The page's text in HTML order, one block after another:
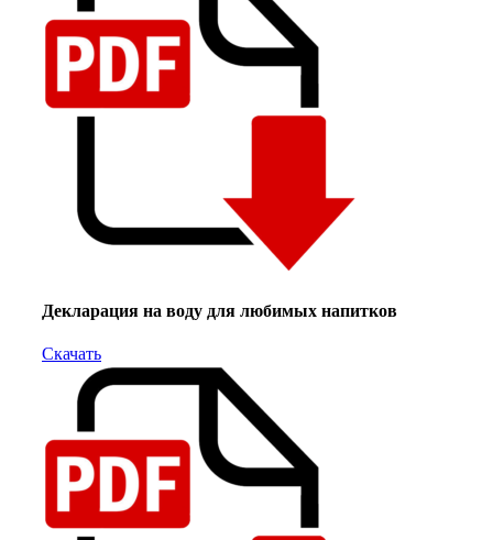
Декларация на воду для любимых напитков
Скачать